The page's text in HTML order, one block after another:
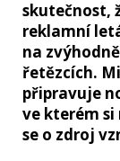
skutečnost,
reklamní
na
řetězcích.
připravuje
ve kterém si
se o zdroj